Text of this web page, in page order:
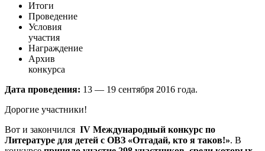
Итоги
Проведение
Условия
участия
Награждение
Архив
конкурса
Дата проведения: 13 — 19 сентября 2016 года.
Дорогие участники!
Вот и закончился IV Международный конкурс по
Литературе для детей с ОВЗ «Отгадай, кто я таков!». В